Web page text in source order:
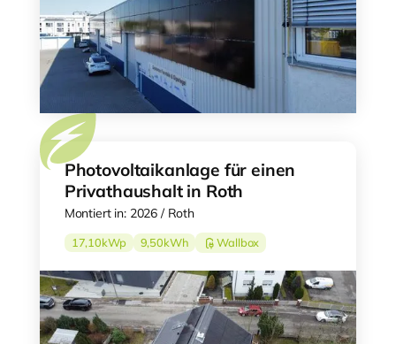
Photovoltaikanlage für einen
Privathaushalt in Roth
Montiert in: 2026 / Roth
17,10kWp 9,50kWh Wallbox